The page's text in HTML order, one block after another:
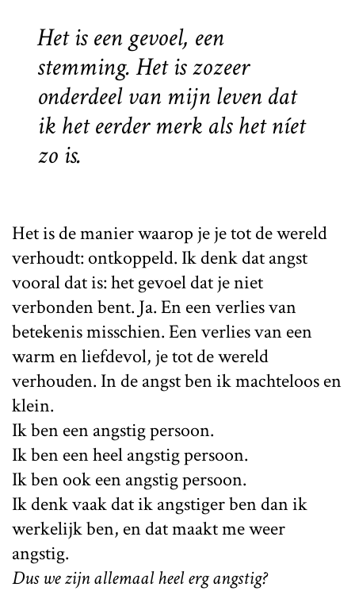
Het is een gevoel, een
stemming. Het is zozeer
onderdeel van mijn leven dat
ik het eerder merk als het níet
zo is.
Het is de manier waarop je je tot de wereld
verhoudt: ontkoppeld. Ik denk dat angst
vooral dat is: het gevoel dat je niet
verbonden bent. Ja. En een verlies van
betekenis misschien. Een verlies van een
warm en liefdevol, je tot de wereld
verhouden. In de angst ben ik machteloos en
klein.
Ik ben een angstig persoon.
Ik ben een heel angstig persoon.
Ik ben ook een angstig persoon.
Ik denk vaak dat ik angstiger ben dan ik
werkelijk ben, en dat maakt me weer
angstig.
Dus we zijn allemaal heel erg angstig?